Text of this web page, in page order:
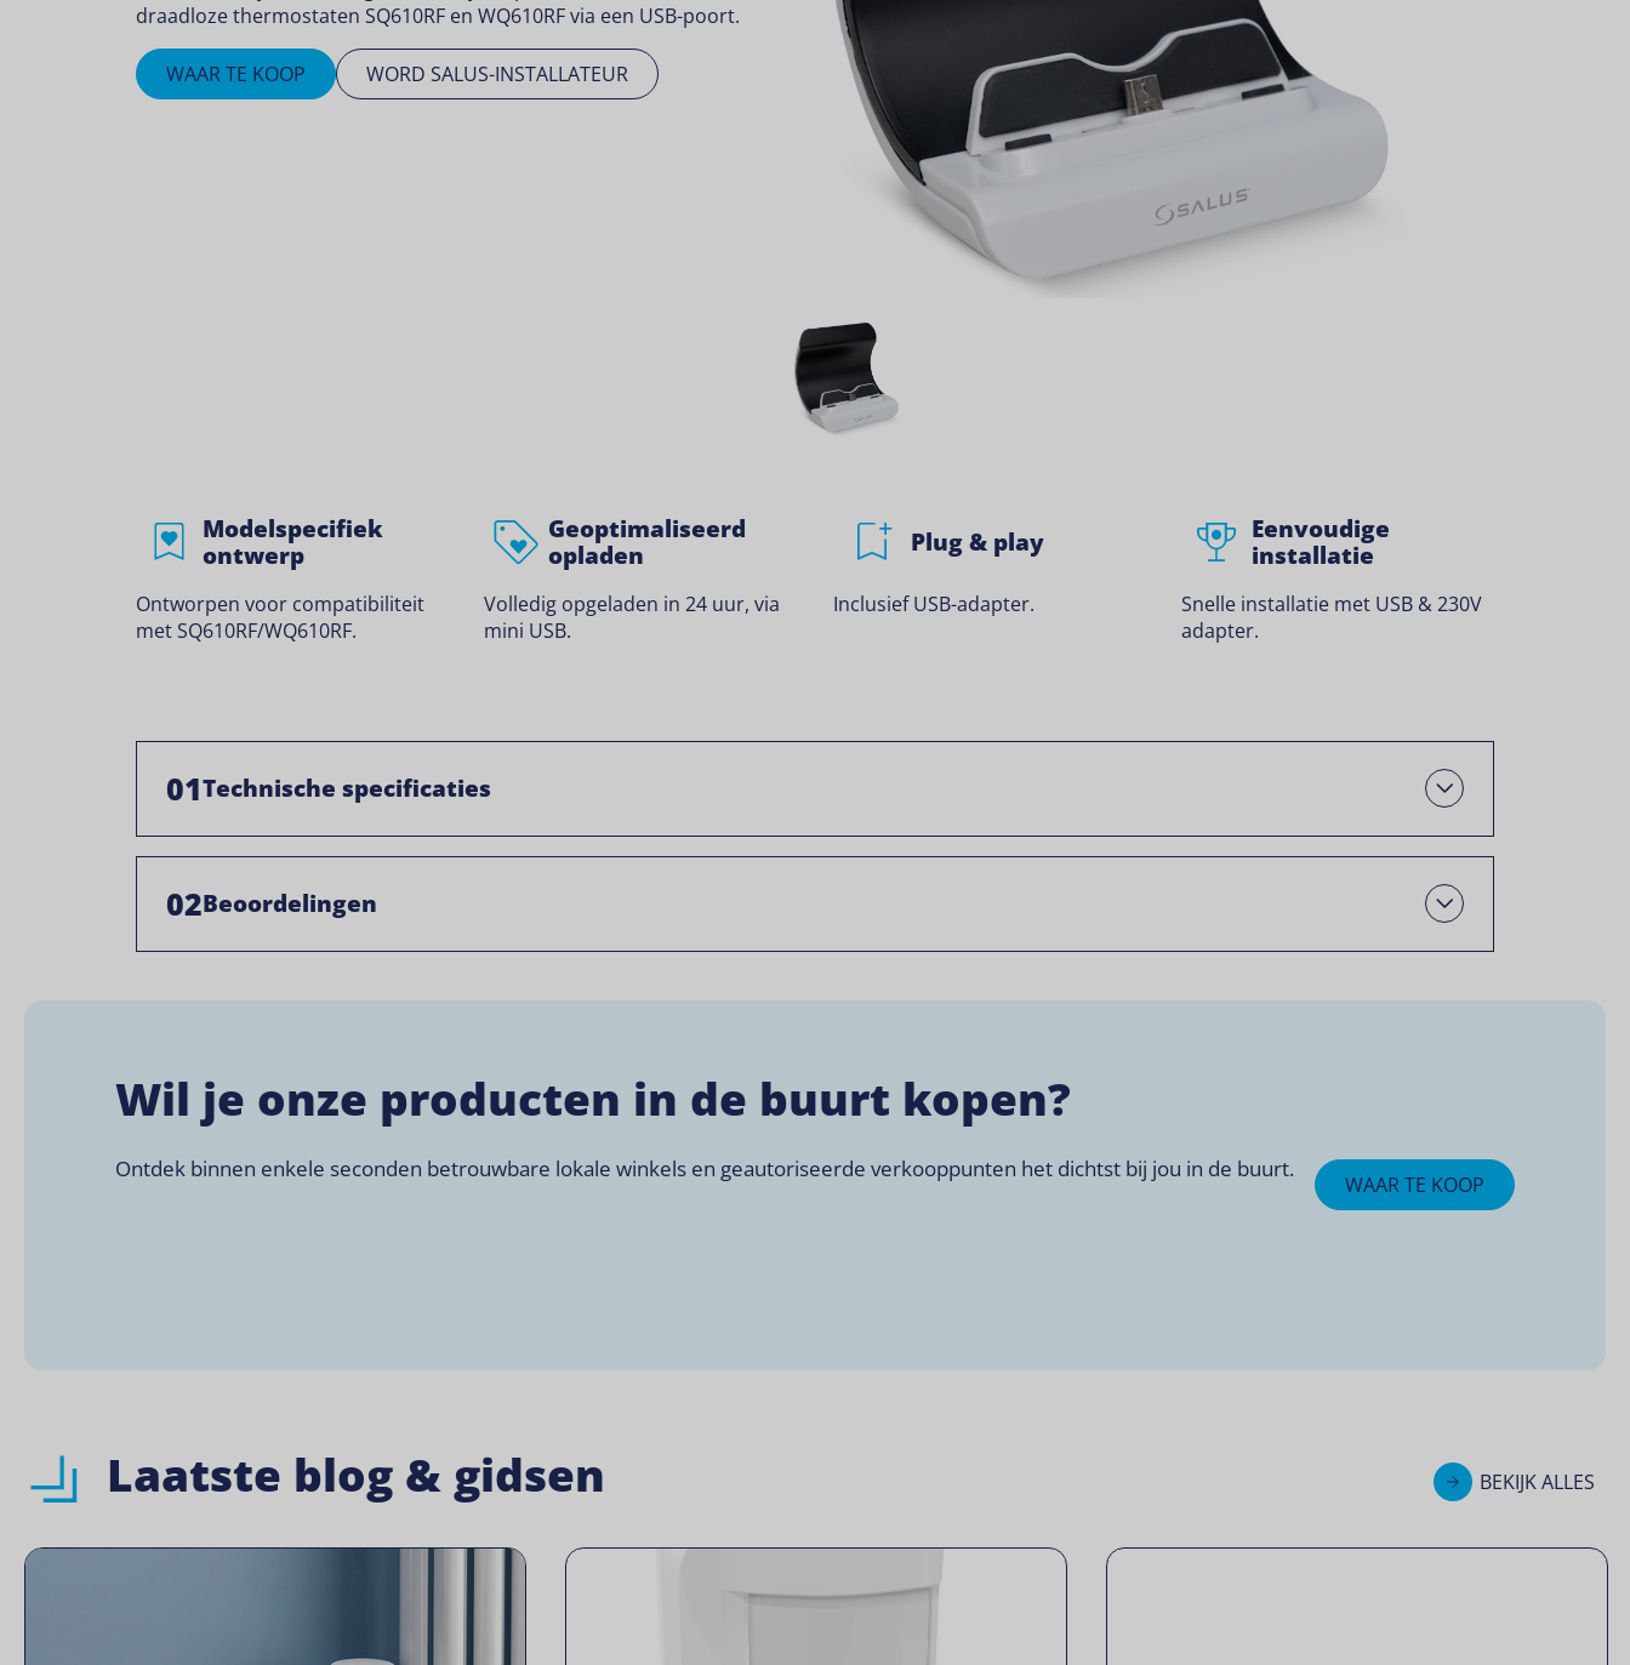
draadloze thermostaten SQ610RF en WQ610RF via een USB-poort.
WAAR TE KOOP WORD SALUS-INSTALLATEUR
Modelspecifiek
ontwerp
Ontworpen voor compatibiliteit
met SQ610RF/WQ610RF.
Geoptimaliseerd
opladen
Volledig opgeladen in 24 uur, via
mini USB.
Plug & play
Inclusief USB-adapter.
Eenvoudige
installatie
Snelle installatie met USB & 230V
adapter.
01Technische specificaties Open
02Beoordelingen Open
Wil je onze producten in de buurt kopen?
Ontdek binnen enkele seconden betrouwbare lokale winkels en geautoriseerde verkooppunten het dichtst bij jou in de buurt.
WAAR TE KOOP
Laatste blog & gidsen BEKIJK ALLES